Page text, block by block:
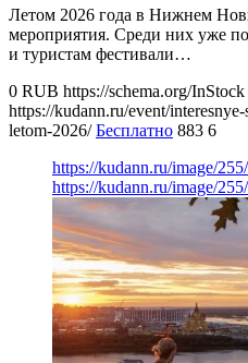
Летом 2026 года в Нижнем
мероприятия. Среди них уже
и туристам фестивали…
0 RUB https://schema.org/InStock
https://kudann.ru/event/
letom-2026/ Бесплатно 883 6
https://kudann.ru/image/
https://kudann.ru/image/